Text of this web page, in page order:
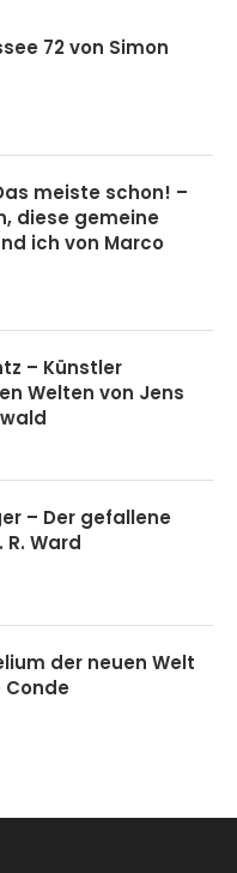
72 von Simon
meiste schon! –
diese gemeine
ich von Marco
– Künstler
Welten von Jens
– Der gefallene
R. Ward
der neuen Welt
Conde